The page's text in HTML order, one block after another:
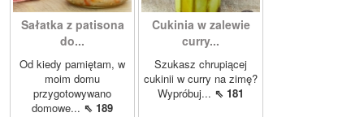
Sałatka z patisona
do...
Od kiedy pamiętam, w
moim domu
przygotowywano
domowe... ⇖ 189
Cukinia w zalewie
curry...
Szukasz chrupiącej
cukinii w curry na zimę?
Wypróbuj... ⇖ 181